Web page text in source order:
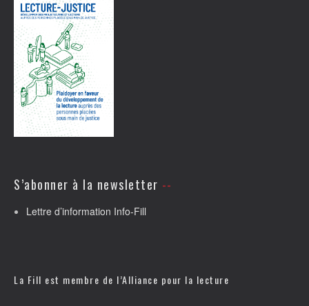
S’abonner à la newsletter
Lettre d’information Info-Fill
La Fill est membre de l’Alliance pour la lecture